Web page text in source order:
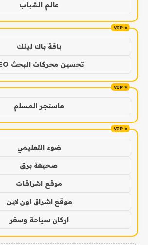
عالم الشباب
باقة باك لينك
تحسين محركات البحث SEO
ماسنجر المسلم
ضوء التعليمي
صحيفة برق
موقع اشراقات
موقع اشراق اون لاين
اركان سياحة وسفر